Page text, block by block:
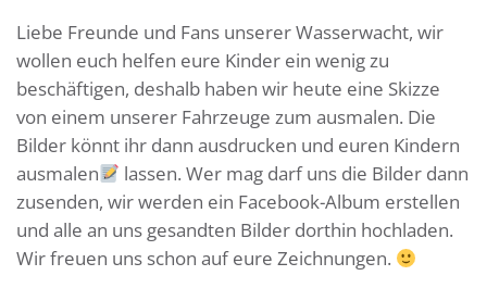
Liebe Freunde und Fans unserer Wasserwacht, wir
wollen euch helfen eure Kinder ein wenig zu
beschäftigen, deshalb haben wir heute eine Skizze
von einem unserer Fahrzeuge zum ausmalen. Die
Bilder könnt ihr dann ausdrucken und euren Kindern
ausmalen
lassen. Wer mag darf uns die Bilder dann
zusenden, wir werden ein Facebook-Album erstellen
und alle an uns gesandten Bilder dorthin hochladen.
Wir freuen uns schon auf eure Zeichnungen.